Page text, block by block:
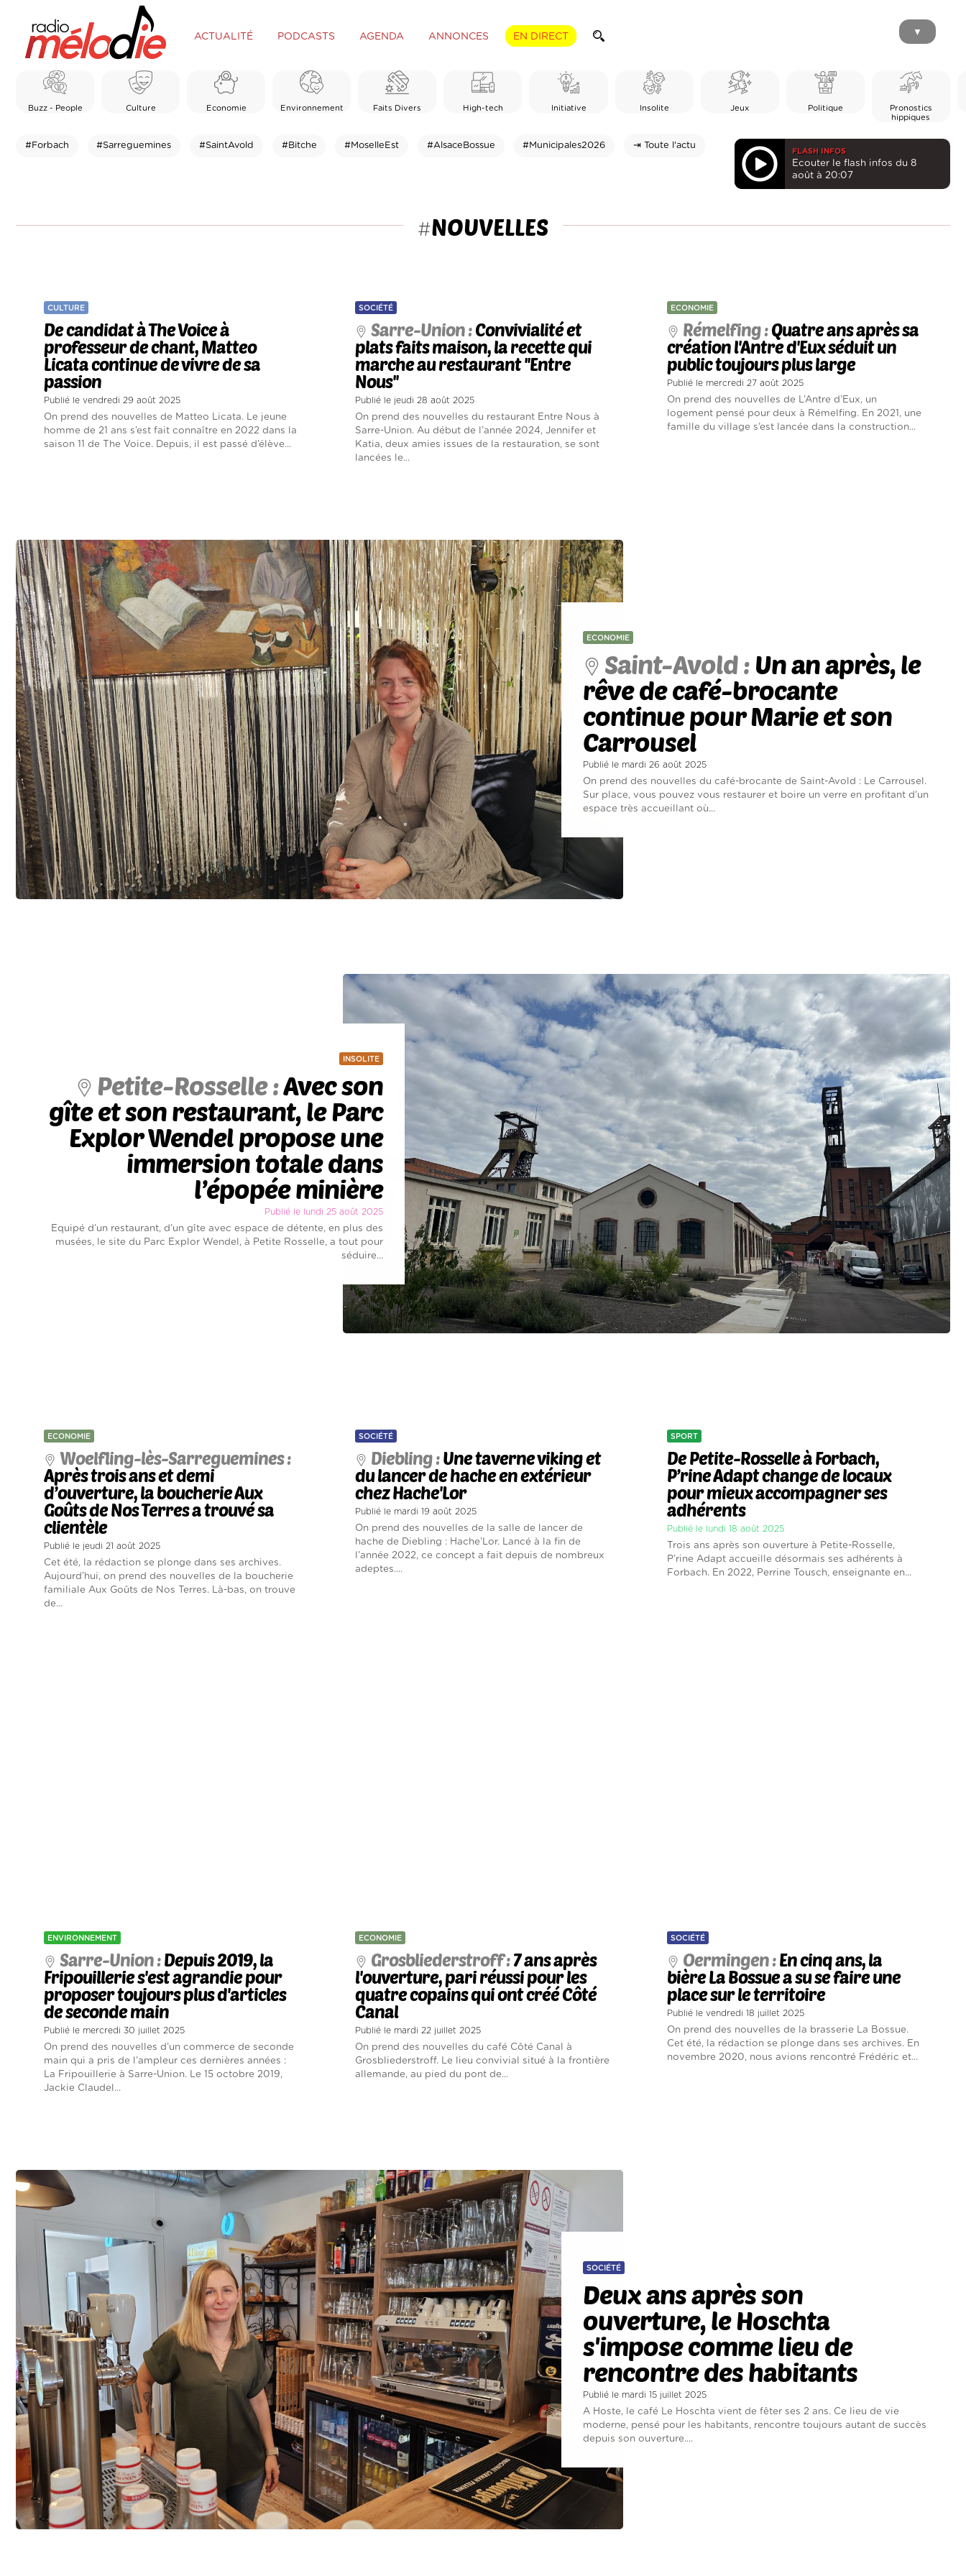
ACTUALITÉ PODCASTS AGENDA ANNONCES EN DIRECT ▼
Buzz - People Culture Economie Environnement Faits Divers High-tech Initiative Insolite Jeux Politique
Pronostics
hippiques
#Forbach #Sarreguemines #SaintAvold #Bitche #MoselleEst #AlsaceBossue #Municipales2026 ⇥ Toute l'actu
FLASH INFOS
Ecouter le flash infos du 8
août à 20:07
#NOUVELLES
CULTURE
De candidat à The Voice à
professeur de chant, Matteo
Licata continue de vivre de sa
passion
Publié le vendredi 29 août 2025
On prend des nouvelles de Matteo Licata. Le jeune
homme de 21 ans s’est fait connaître en 2022 dans la
saison 11 de The Voice. Depuis, il est passé d’élève...
SOCIÉTÉ
Sarre-Union :Convivialité et
plats faits maison, la recette qui
marche au restaurant ''Entre
Nous''
Publié le jeudi 28 août 2025
On prend des nouvelles du restaurant Entre Nous à
Sarre-Union. Au début de l’année 2024, Jennifer et
Katia, deux amies issues de la restauration, se sont
lancées le...
ECONOMIE
Rémelfing :Quatre ans après sa
création l'Antre d'Eux séduit un
public toujours plus large
Publié le mercredi 27 août 2025
On prend des nouvelles de L’Antre d’Eux, un
logement pensé pour deux à Rémelfing. En 2021, une
famille du village s’est lancée dans la construction...
ECONOMIE
Saint-Avold : Un an après, le
rêve de café-brocante
continue pour Marie et son
Carrousel
Publié le mardi 26 août 2025
On prend des nouvelles du café-brocante de Saint-Avold : Le Carrousel.
Sur place, vous pouvez vous restaurer et boire un verre en profitant d’un
espace très accueillant où...
INSOLITE
Petite-Rosselle :Avec son
gîte et son restaurant, le Parc
Explor Wendel propose une
immersion totale dans
l’épopée minière
Publié le lundi 25 août 2025
Equipé d’un restaurant, d’un gîte avec espace de détente, en plus des
musées, le site du Parc Explor Wendel, à Petite Rosselle, a tout pour
séduire...
ECONOMIE
Woelfling-lès-Sarreguemines :
Après trois ans et demi
d’ouverture, la boucherie Aux
Goûts de Nos Terres a trouvé sa
clientèle
Publié le jeudi 21 août 2025
Cet été, la rédaction se plonge dans ses archives.
Aujourd’hui, on prend des nouvelles de la boucherie
familiale Aux Goûts de Nos Terres. Là-bas, on trouve
de...
SOCIÉTÉ
Diebling :Une taverne viking et
du lancer de hache en extérieur
chez Hache'Lor
Publié le mardi 19 août 2025
On prend des nouvelles de la salle de lancer de
hache de Diebling : Hache’Lor. Lancé à la fin de
l’année 2022, ce concept a fait depuis de nombreux
adeptes....
SPORT
De Petite-Rosselle à Forbach,
P’rine Adapt change de locaux
pour mieux accompagner ses
adhérents
Publié le lundi 18 août 2025
Trois ans après son ouverture à Petite-Rosselle,
P’rine Adapt accueille désormais ses adhérents à
Forbach. En 2022, Perrine Tousch, enseignante en...
ENVIRONNEMENT
Sarre-Union :Depuis 2019, la
Fripouillerie s'est agrandie pour
proposer toujours plus d'articles
de seconde main
Publié le mercredi 30 juillet 2025
On prend des nouvelles d’un commerce de seconde
main qui a pris de l’ampleur ces dernières années :
La Fripouillerie à Sarre-Union. Le 15 octobre 2019,
Jackie Claudel...
ECONOMIE
Grosbliederstroff :7 ans après
l'ouverture, pari réussi pour les
quatre copains qui ont créé Côté
Canal
Publié le mardi 22 juillet 2025
On prend des nouvelles du café Côté Canal à
Grosbliederstroff. Le lieu convivial situé à la frontière
allemande, au pied du pont de...
SOCIÉTÉ
Oermingen :En cinq ans, la
bière La Bossue a su se faire une
place sur le territoire
Publié le vendredi 18 juillet 2025
On prend des nouvelles de la brasserie La Bossue.
Cet été, la rédaction se plonge dans ses archives. En
novembre 2020, nous avions rencontré Frédéric et...
SOCIÉTÉ
Deux ans après son
ouverture, le Hoschta
s'impose comme lieu de
rencontre des habitants
Publié le mardi 15 juillet 2025
A Hoste, le café Le Hoschta vient de fêter ses 2 ans. Ce lieu de vie
moderne, pensé pour les habitants, rencontre toujours autant de succès
depuis son ouverture....